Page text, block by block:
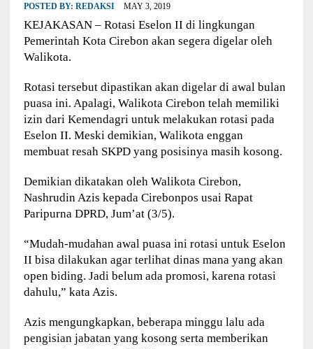
POSTED BY: REDAKSI MAY 3, 2019
KEJAKASAN – Rotasi Eselon II di lingkungan
Pemerintah Kota Cirebon akan segera digelar oleh
Walikota.
Rotasi tersebut dipastikan akan digelar di awal bulan
puasa ini. Apalagi, Walikota Cirebon telah memiliki
izin dari Kemendagri untuk melakukan rotasi pada
Eselon II. Meski demikian, Walikota enggan
membuat resah SKPD yang posisinya masih kosong.
Demikian dikatakan oleh Walikota Cirebon,
Nashrudin Azis kepada Cirebonpos usai Rapat
Paripurna DPRD, Jum’at (3/5).
“Mudah-mudahan awal puasa ini rotasi untuk Eselon
II bisa dilakukan agar terlihat dinas mana yang akan
open biding. Jadi belum ada promosi, karena rotasi
dahulu,” kata Azis.
Azis mengungkapkan, beberapa minggu lalu ada
pengisian jabatan yang kosong serta memberikan